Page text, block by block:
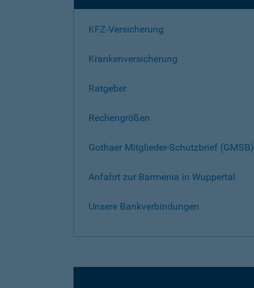
KFZ-Versicherung
Krankenversicherung
Ratgeber
Rechengrößen
Gothaer Mitglieder-Schutzbrief (GMSB)
Anfahrt zur Barmenia in Wuppertal
Unsere Bankverbindungen